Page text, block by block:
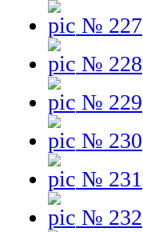
№ 227
№ 228
№ 229
№ 230
№ 231
№ 232